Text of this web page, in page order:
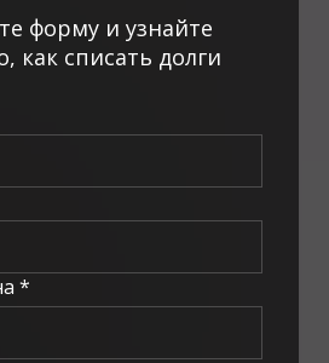
форму и узнайте
как списать долги
*